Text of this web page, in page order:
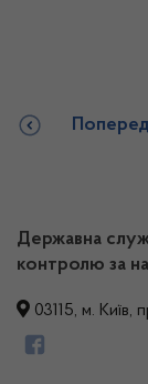
Державна
контролю за
03115, м.